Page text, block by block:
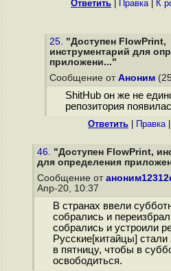
Ответить Правка| К
25. "Доступен FlowPrint,
инструментарий для
приложени..."
Сообщение от Аноним
ShitHub он же не
репозитория
Ответить Правка|
46. "Доступен FlowPrint,
для определения
Сообщение от
Апр-20, 10:37
В странах ввели
собрались и
собрались и устроили
Русские[китайцы]
в пятницу, чтобы в
освободиться.